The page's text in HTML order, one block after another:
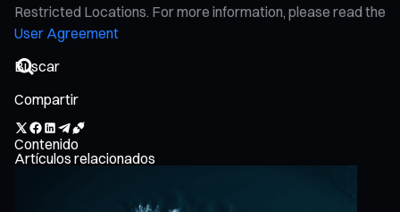
Restricted Locations. For more information, please read the
User Agreement
Compartir
Contenido
Artículos relacionados